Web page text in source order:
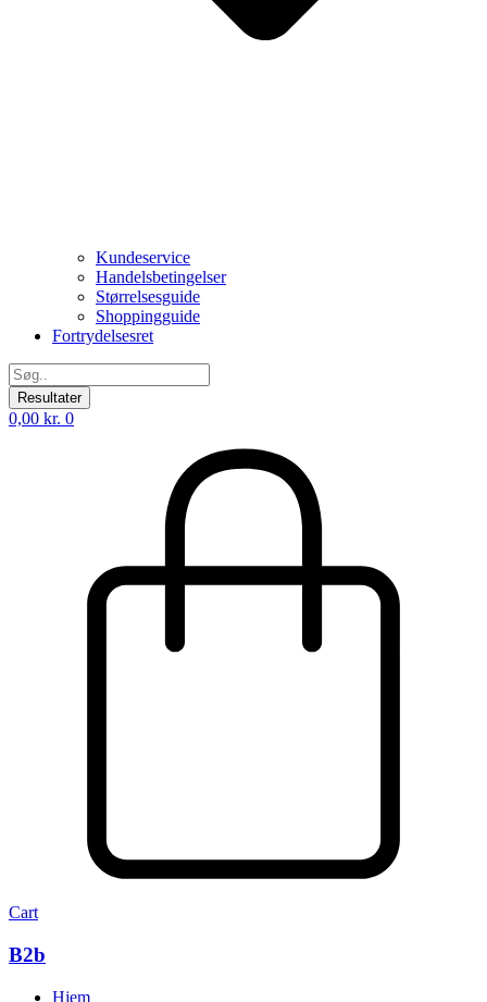
Kundeservice
Handelsbetingelser
Størrelsesguide
Shoppingguide
Fortrydelsesret
Search
...Resultater
0,00 kr. 0
Cart
B2b
Hjem